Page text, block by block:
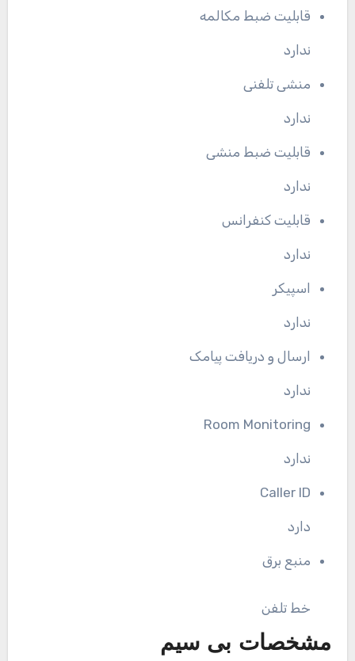
قابلیت ضبط مکالمه
ندارد
منشی تلفنی
ندارد
قابلیت ضبط منشی
ندارد
قابلیت کنفرانس
ندارد
اسپیکر
ندارد
ارسال و دریافت پیامک
ندارد
Room Monitoring
ندارد
Caller ID
دارد
منبع برق
خط تلفن
مشخصات بی سیم